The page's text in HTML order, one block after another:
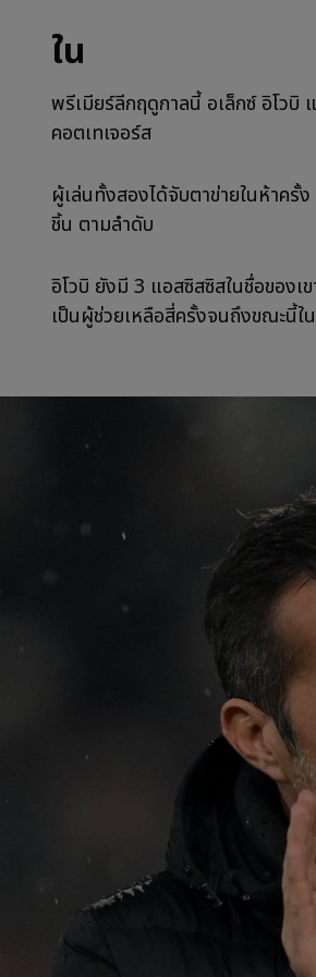
ใน
พรีเมียร์ลีกฤดูกาลนี้ อเล็กซ์ อิโวบิ
คอตเทเจอร์ส
ผู้เล่นทั้งสองได้จับตาข่ายในห้าครั้
ชิ้น ตามลำดับ
อิโวบิ ยังมี 3 แอสซิสซิสในชื่อของ
เป็นผู้ช่วยเหลือสี่ครั้งจนถึงขณะนี้ใ